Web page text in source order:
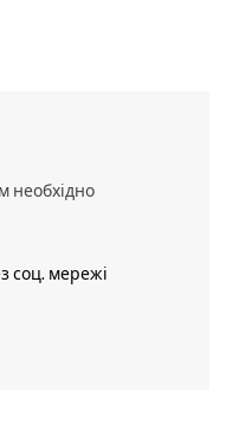
необхідно
соц. мережі